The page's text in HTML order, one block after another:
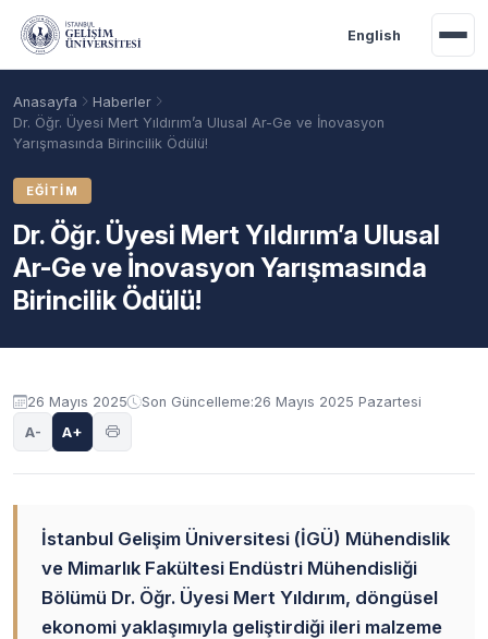
Ana içeriğe geç
English
Anasayfa
Haberler
Dr. Öğr. Üyesi Mert Yıldırım’a Ulusal Ar-Ge ve İnovasyon
Yarışmasında Birincilik Ödülü!
EĞITIM
Dr. Öğr. Üyesi Mert Yıldırım’a Ulusal
Ar-Ge ve İnovasyon Yarışmasında
Birincilik Ödülü!
26 Mayıs 2025 Son Güncelleme:26 Mayıs 2025 Pazartesi
A- A+
İstanbul Gelişim Üniversitesi (İGÜ) Mühendislik
ve Mimarlık Fakültesi Endüstri Mühendisliği
Bölümü Dr. Öğr. Üyesi Mert Yıldırım, döngüsel
ekonomi yaklaşımıyla geliştirdiği ileri malzeme